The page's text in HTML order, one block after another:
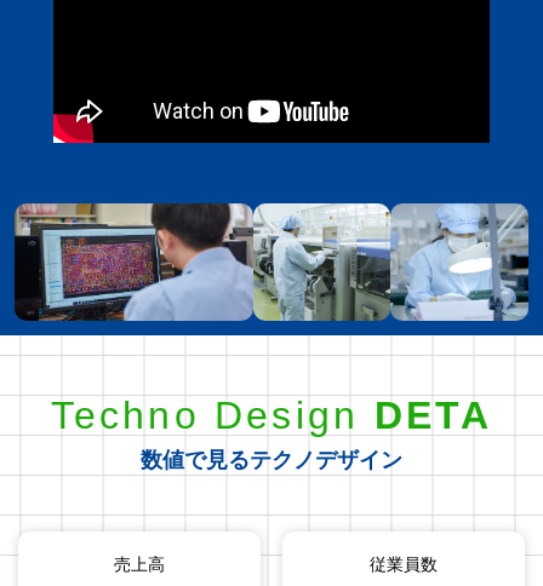
Techno Design DETA
数値で見るテクノデザイン
売上高 従業員数